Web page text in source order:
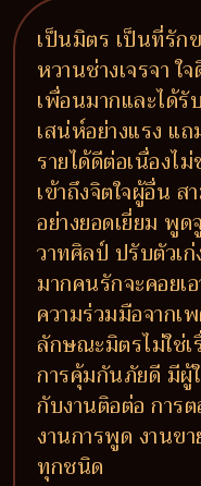
เป็นมิตร เป็นที่รัก
หวานช่างเจรจา
เพื่อนมากและได้รั
เสน่ห์อย่างแรง แถ
รายได้ดีต่อเนื่องไ
เข้าถึงจิตใจผู้อื่น
อย่างยอดเยี่ยม พูด
วาทศิลป์ ปรับตัวเ
มากคนรักจะคอยเ
ความร่วมมือจากเ
ลักษณะมิตรไม่ใช่
การคุ้มกันภัยดี มีผู้
กับงานติอต่อ การ
งานการพูด งานข
ทุกชนิด